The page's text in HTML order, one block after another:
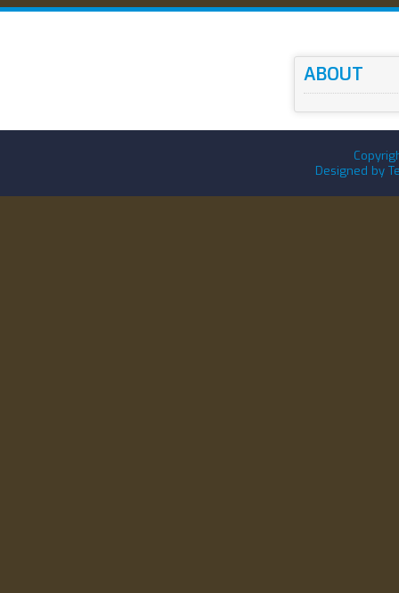
ABOUT
Designed by